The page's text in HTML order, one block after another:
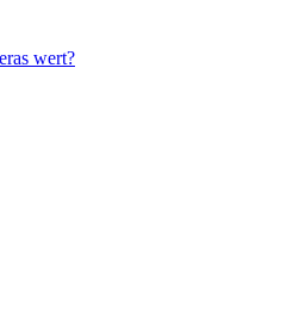
wert?